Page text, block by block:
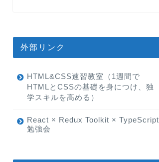
外部リンク
HTML&CSS速習教室（1週間で
HTMLとCSSの基礎を身につけ、独
学スキルを高める）
React × Redux Toolkit × TypeScript
勉強会